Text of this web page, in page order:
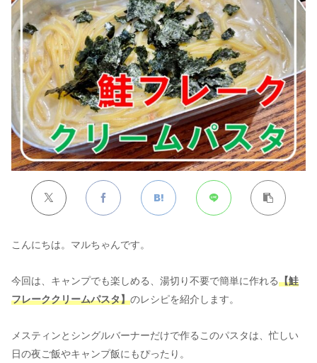
こんにちは。マルちゃんです。
今回は、キャンプでも楽しめる、湯切り不要で簡単に作れる【鮭
フレーククリームパスタ】のレシピを紹介します。
メスティンとシングルバーナーだけで作るこのパスタは、忙しい
日の夜ご飯やキャンプ飯にもぴったり。